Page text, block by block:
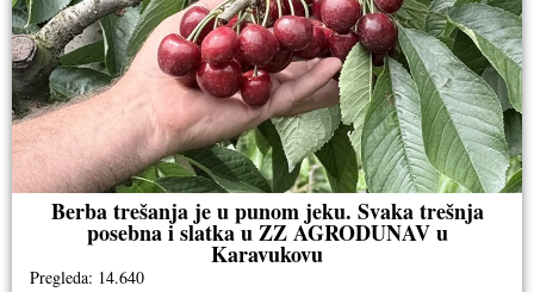
Berba trešanja je u punom jeku. Svaka trešnja
posebna i slatka u ZZ AGRODUNAV u
Karavukovu
Pregleda: 14.640